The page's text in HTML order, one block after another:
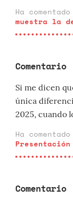
Ha
muestra la
Comentario
Si me dicen
única
2025, cuando
Ha
Comentario